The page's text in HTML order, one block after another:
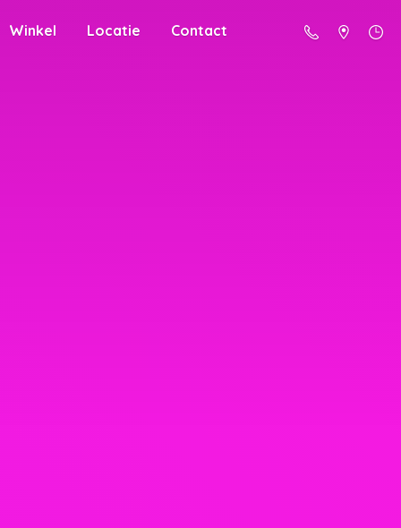
Winkel Locatie Contact